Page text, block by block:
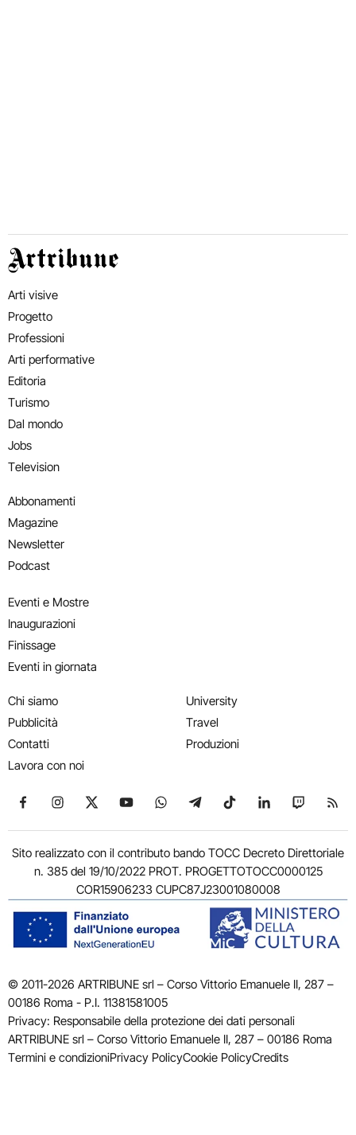
Artribune
Arti visive
Progetto
Professioni
Arti performative
Editoria
Turismo
Dal mondo
Jobs
Television
Abbonamenti
Magazine
Newsletter
Podcast
Eventi e Mostre
Inaugurazioni
Finissage
Eventi in giornata
Chi siamo
Pubblicità
Contatti
Lavora con noi
University
Travel
Produzioni
Seguici su Facebook
Seguici su Instagram
Seguici su X
Seguici su YouTube
Seguici su WhatsApp
Seguici su Telegram
Seguici su TikTok
Seguici su
Seguici
Sito realizzato con il contributo bando TOCC Decreto Direttoriale
n. 385 del 19/10/2022 PROT. PROGETTOTOCC0000125
COR15906233 CUPC87J23001080008
© 2011-2026 ARTRIBUNE srl – Corso Vittorio Emanuele II, 287 –
00186 Roma - P.I. 11381581005
Privacy: Responsabile della protezione dei dati personali
ARTRIBUNE srl – Corso Vittorio Emanuele II, 287 – 00186 Roma
Termini e condizioniPrivacy PolicyCookie PolicyCredits